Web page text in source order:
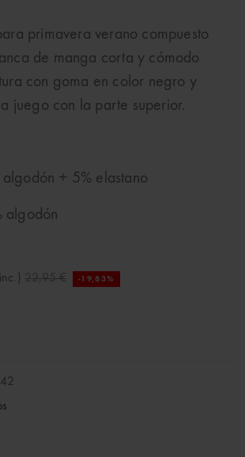
primavera verano compuesto
de manga corta y cómodo
con goma en color negro y
juego con la parte superior.
+ 5% elastano
algodón
22,95 € -19,83%